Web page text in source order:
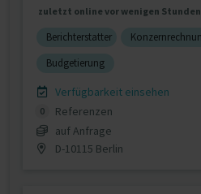
zuletzt online vor wenigen Stunden
Berichterstatter
Budgetierung
Verfügbarkeit einsehen
0
Referenzen
auf Anfrage
D-10115 Berlin